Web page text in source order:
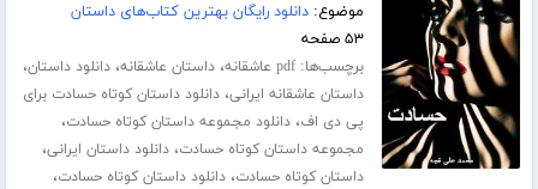
موضوع:دانلود رایگان بهترین کتاب‌های داستان
۵۳ صفحه
برچسب‌ها:pdf عاشقانه ،داستان عاشقانه،دانلود داستان،
داستان عاشقانه ایرانی،دانلود داستان کوتاه حسادت برای
پی دی اف،دانلود مجموعه داستان کوتاه حسادت،
مجموعه داستان کوتاه حسادت،دانلود داستان ایرانی،
داستان کوتاه حسادت،دانلود داستان کوتاه حسادت،